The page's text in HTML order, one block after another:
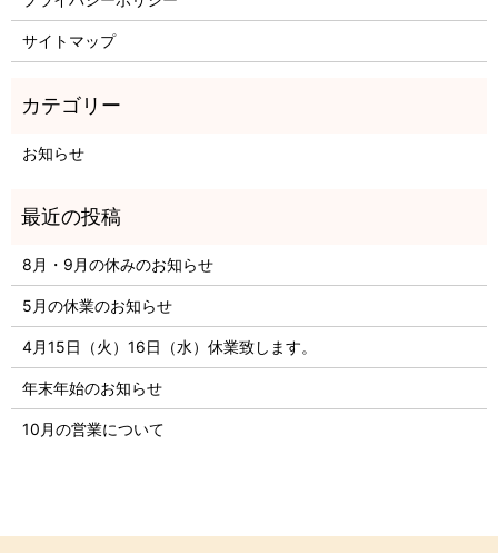
サイトマップ
お知らせ
8月・9月の休みのお知らせ
5月の休業のお知らせ
4月15日（火）16日（水）休業致します。
年末年始のお知らせ
10月の営業について